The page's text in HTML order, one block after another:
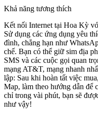
Khả năng tương thích
Kết nối Internet tại Hoa Kỳ
Sử dụng các ứng dụng yêu
đình, chẳng hạn như
chế. Bạn có thể giữ sim địa
SMS và các cuộc gọi quan
mạng AT&T, mạng nhanh
lập: Sau khi hoàn tất việc
Map, làm theo hướng dẫn để
chỉ trong vài phút, bạn sẽ
như vậy!